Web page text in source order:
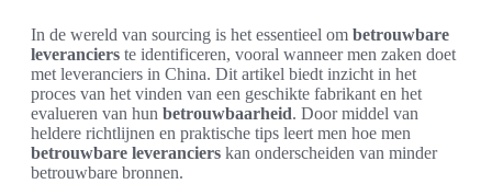
In de wereld van sourcing is het essentieel om betrouwbare
leveranciers te identificeren, vooral wanneer men zaken doet
met leveranciers in China. Dit artikel biedt inzicht in het
proces van het vinden van een geschikte fabrikant en het
evalueren van hun betrouwbaarheid. Door middel van
heldere richtlijnen en praktische tips leert men hoe men
betrouwbare leveranciers kan onderscheiden van minder
betrouwbare bronnen.